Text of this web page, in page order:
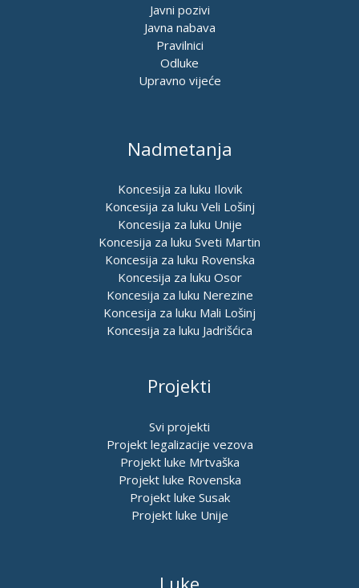
Javni pozivi
Javna nabava
Pravilnici
Odluke
Upravno vijeće
Nadmetanja
Koncesija za luku Ilovik
Koncesija za luku Veli Lošinj
Koncesija za luku Unije
Koncesija za luku Sveti Martin
Koncesija za luku Rovenska
Koncesija za luku Osor
Koncesija za luku Nerezine
Koncesija za luku Mali Lošinj
Koncesija za luku Jadrišćica
Projekti
Svi projekti
Projekt legalizacije vezova
Projekt luke Mrtvaška
Projekt luke Rovenska
Projekt luke Susak
Projekt luke Unije